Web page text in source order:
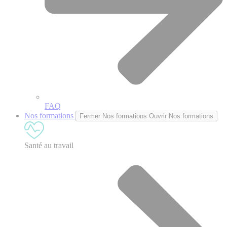
FAQ
Nos formations
Fermer Nos formations Ouvrir Nos formations
Santé au travail